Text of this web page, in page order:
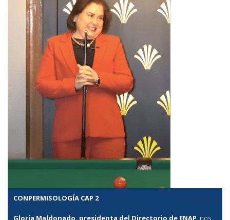
CONPERMISOLOGÍA CAP 2